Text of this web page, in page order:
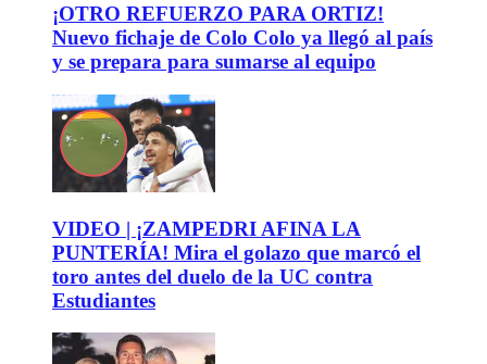
¡OTRO REFUERZO PARA ORTIZ!
Nuevo fichaje de Colo Colo ya llegó al país
y se prepara para sumarse al equipo
VIDEO | ¡ZAMPEDRI AFINA LA
PUNTERÍA! Mira el golazo que marcó el
toro antes del duelo de la UC contra
Estudiantes